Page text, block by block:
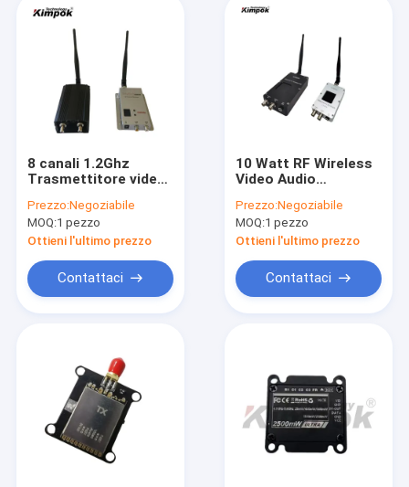
8 canali 1.2Ghz
Trasmettitore video
lungo raggio con
potenza RF da 5
Watt fino a 100 km
LOS da aria a terra
Prezzo:Negoziabile
MOQ:1 pezzo
Ottieni l'ultimo prezzo
Contattaci
10 Watt RF Wireless
Video Audio
Receiver Tipo di
interfaccia BNC per
connessione
versatile
Prezzo:Negoziabile
MOQ:1 pezzo
Ottieni l'ultimo prezzo
Contattaci